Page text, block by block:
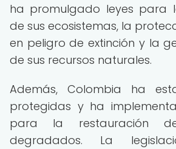
ha promulgado leyes para
de sus ecosistemas, la
en peligro de extinción y la
de sus recursos naturales.
Además, Colombia ha
protegidas y ha
para la restauración de
degradados. La